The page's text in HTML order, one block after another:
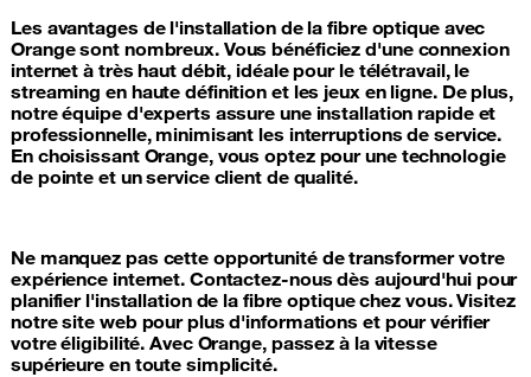
Les avantages de l'installation de la fibre optique avec
Orange sont nombreux. Vous bénéficiez d'une connexion
internet à très haut débit, idéale pour le télétravail, le
streaming en haute définition et les jeux en ligne. De plus,
notre équipe d'experts assure une installation rapide et
professionnelle, minimisant les interruptions de service.
En choisissant Orange, vous optez pour une technologie
de pointe et un service client de qualité.
Ne manquez pas cette opportunité de transformer votre
expérience internet. Contactez-nous dès aujourd'hui pour
planifier l'installation de la fibre optique chez vous. Visitez
notre site web pour plus d'informations et pour vérifier
votre éligibilité. Avec Orange, passez à la vitesse
supérieure en toute simplicité.